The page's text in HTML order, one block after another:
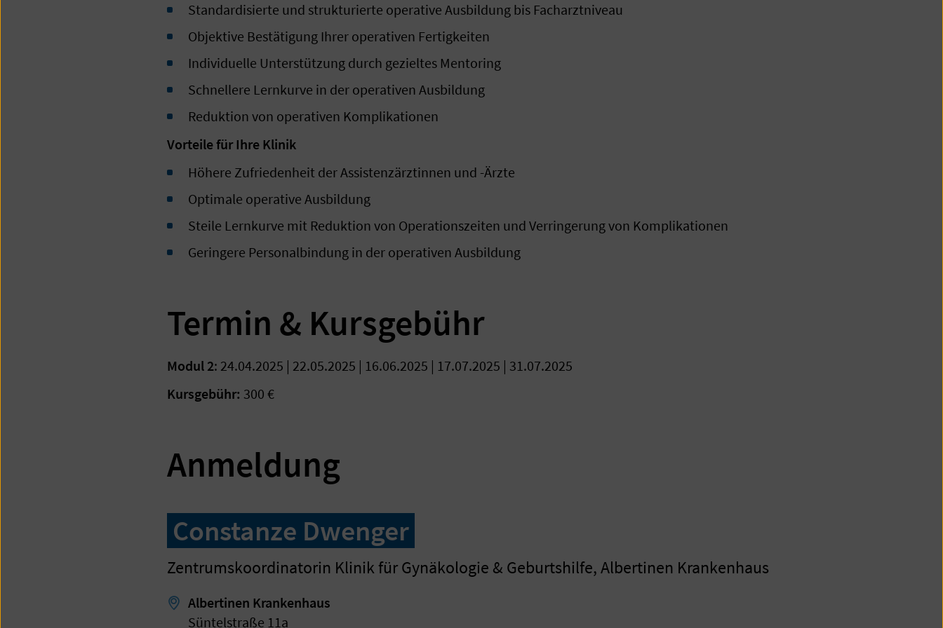
Standardisierte und strukturierte operative Ausbildung bis Facharztniveau
Objektive Bestätigung Ihrer operativen Fertigkeiten
Individuelle Unterstützung durch gezieltes Mentoring
Schnellere Lernkurve in der operativen Ausbildung
Reduktion von operativen Komplikationen
Vorteile für Ihre Klinik
Höhere Zufriedenheit der Assistenzärztinnen und -Ärzte
Optimale operative Ausbildung
Steile Lernkurve mit Reduktion von Operationszeiten und Verringerung von Komplikationen
Geringere Personalbindung in der operativen Ausbildung
Termin & Kursgebühr
Modul 2: 24.04.2025 | 22.05.2025 | 16.06.2025 | 17.07.2025 | 31.07.2025
Kursgebühr: 300 €
Anmeldung
Constanze Dwenger
Zentrumskoordinatorin Klinik für Gynäkologie & Geburtshilfe, Albertinen Krankenhaus
Albertinen Krankenhaus
Süntelstraße 11a